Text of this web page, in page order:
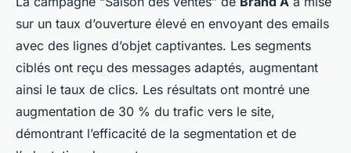
sur un taux d’ouverture élevé en envoyant des emails
avec des lignes d’objet captivantes. Les segments
ciblés ont reçu des messages adaptés, augmentant
ainsi le taux de clics. Les résultats ont montré une
augmentation de 30 % du trafic vers le site,
démontrant l’efficacité de la segmentation et de